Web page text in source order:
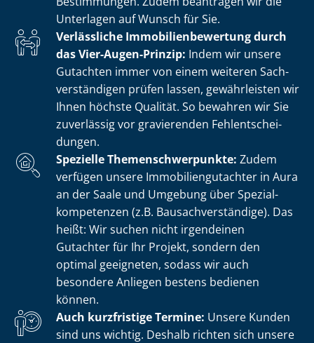
Unterlagen auf Wunsch für Sie.
Verlässliche Im­mo­bi­li­en­be­wer­tung durch
das Vier-Augen-Prinzip: Indem wir unsere
Gutachten immer von einem weiteren Sach­
ver­stän­di­gen prüfen lassen, gewährleisten wir
Ihnen höchste Qualität. So bewahren wir Sie
zuverlässig vor gravierenden Fehl­ent­schei­
dun­gen.
Spezielle The­men­schwer­punk­te: Zudem
verfügen unsere Im­mo­bi­li­en­gut­ach­ter in Aura
an der Saale und Umgebung über Spe­zi­al­
kom­pe­ten­zen (z.B. Bau­sach­ver­stän­di­ge). Das
heißt: Wir suchen nicht irgendeinen
Gutachter für Ihr Projekt, sondern den
optimal geeigneten, sodass wir auch
besondere Anliegen bestens bedienen
können.
Auch kurzfristige Termine: Unsere Kunden
sind uns wichtig. Deshalb richten sich unsere